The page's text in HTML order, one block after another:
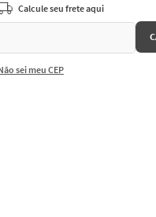
sei meu CEP